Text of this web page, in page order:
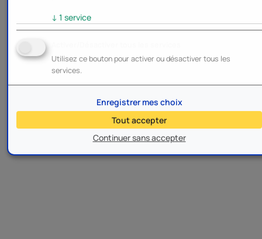
↓ 1 service
Utilisez ce bouton pour activer ou désactiver tous les
services.
Continuer sans accepter
Enregistrer mes choix
Tout accepter